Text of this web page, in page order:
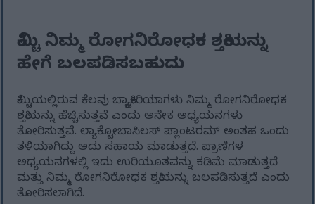
ಕಿಮ್ಚಿ ನಿಮ್ಮ ರೋಗನಿರೋಧಕ ಶಕ್ತಿಯನ್ನು
ಹೇಗೆ ಬಲಪಡಿಸಬಹುದು
ಕಿಮ್ಚಿಯಲ್ಲಿರುವ ಕೆಲವು ಬ್ಯಾಕ್ಟೀರಿಯಾಗಳು ನಿಮ್ಮ ರೋಗನಿರೋಧಕ
ಶಕ್ತಿಯನ್ನು ಹೆಚ್ಚಿಸುತ್ತವೆ ಎಂದು ಅನೇಕ ಅಧ್ಯಯನಗಳು
ತೋರಿಸುತ್ತವೆ. ಲ್ಯಾಕ್ಟೋಬಾಸಿಲಸ್ ಪ್ಲಾಂಟರಮ್ ಅಂತಹ ಒಂದು
ತಳಿಯಾಗಿದ್ದು ಅದು ಸಹಾಯ ಮಾಡುತ್ತದೆ. ಪ್ರಾಣಿಗಳ
ಅಧ್ಯಯನಗಳಲ್ಲಿ ಇದು ಉರಿಯೂತವನ್ನು ಕಡಿಮೆ ಮಾಡುತ್ತದೆ
ಮತ್ತು ನಿಮ್ಮ ರೋಗನಿರೋಧಕ ಶಕ್ತಿಯನ್ನು ಬಲಪಡಿಸುತ್ತದೆ ಎಂದು
ತೋರಿಸಲಾಗಿದೆ.